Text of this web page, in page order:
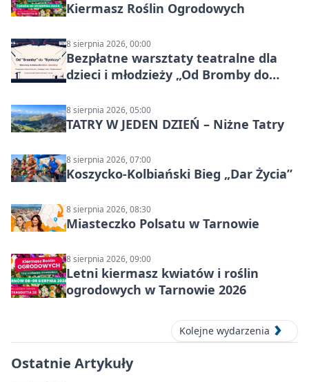
Kiermasz Roślin Ogrodowych
8 sierpnia 2026, 00:00
Bezpłatne warsztaty teatralne dla
dzieci i młodzieży „Od Bromby do
8 sierpnia 2026, 05:00
TATRY W JEDEN DZIEŃ – Niżne Tatry
8 sierpnia 2026, 07:00
Koszycko-Kolbiański Bieg „Dar Życia”
8 sierpnia 2026, 08:30
Miasteczko Polsatu w Tarnowie
8 sierpnia 2026, 09:00
Letni kiermasz kwiatów i roślin
ogrodowych w Tarnowie 2026
Kolejne wydarzenia
Ostatnie Artykuły